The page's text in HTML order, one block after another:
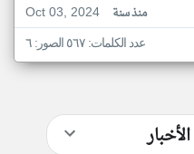
Oct 03, 2024
منذ سنة
عدد الكلمات: ٥٦٧ الصور: ٦